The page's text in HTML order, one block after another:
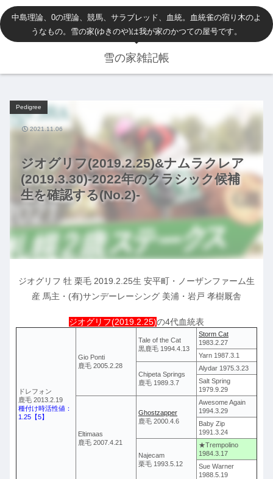
中島理論、0の理論、競馬、サラブレッド、血統。血統雀の宿り木のよ
うなもの。雪の家(ゆきのや)は我が家のかつての屋号です。
雪の家雑記帳
ジオグリフ(2019.2.25)&ナムラクレア
(2019.3.30)-2022年のクラシック候補
生を確認する(No.2)-
Pedigree
2021.11.06
ジオグリフ 牡 栗毛 2019.2.25生 安平町・ノーザンファーム生
産 馬主・(有)サンデーレーシング 美浦・岩戸 孝樹厩舎
ジオグリフ(2019.2.25)の4代血統表
ドレフォン
鹿毛 2013.2.19
種付け時活性値：
1.25【5】
Gio Ponti
鹿毛 2005.2.28
Tale of the Cat
黒鹿毛 1994.4.13
Storm Cat
1983.2.27
Yarn 1987.3.1
Chipeta Springs
鹿毛 1989.3.7
Alydar 1975.3.23
Salt Spring
1979.9.29
Eltimaas
鹿毛 2007.4.21
Ghostzapper
鹿毛 2000.4.6
Awesome Again
1994.3.29
Baby Zip
1991.3.24
Najecam
栗毛 1993.5.12
★Trempolino
1984.3.17
Sue Warner
1988.5.19